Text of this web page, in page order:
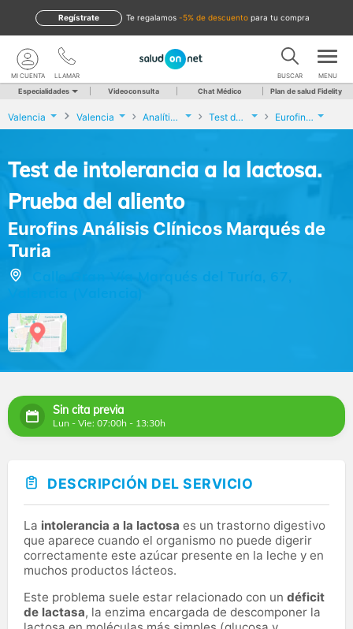
te regalamos -5% de descuento para tu compra
Regístrate
LLAMAR
MI CUENTA BUSCAR MENU
Especialidades Videoconsulta Chat Médico Plan de salud Fidelity
Valencia Valencia Analíticas y Genética Test de intolerancia a la lactosa. Prueba del aliento Eurofins Análisis Clínicos Marqués de Turia
Test de intolerancia a la lactosa.
Prueba del aliento
Eurofins Análisis Clínicos Marqués de
Turia
Calle Gran Vía Marqués del Turía, 67,
Sin cita previa
Lun - Vie: 07:00h - 13:30h
DESCRIPCIÓN DEL SERVICIO
La intolerancia a la lactosa es un trastorno digestivo
que aparece cuando el organismo no puede digerir
correctamente este azúcar presente en la leche y en
muchos productos lácteos.
Este problema suele estar relacionado con un déficit
de lactasa, la enzima encargada de descomponer la